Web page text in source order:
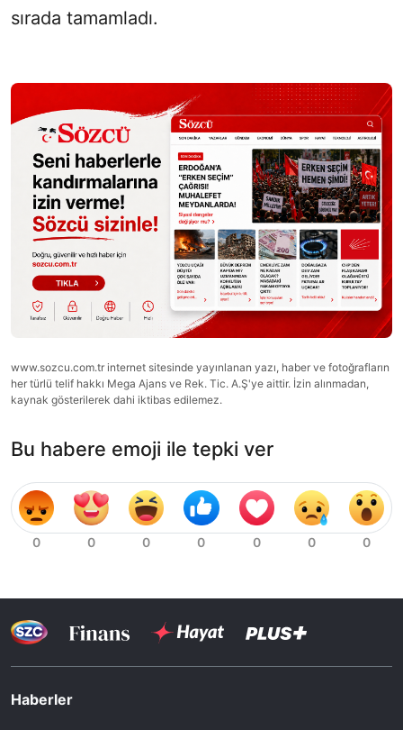
sırada tamamladı.
www.sozcu.com.tr internet sitesinde yayınlanan yazı, haber ve fotoğrafların
her türlü telif hakkı Mega Ajans ve Rek. Tic. A.Ş'ye aittir. İzin alınmadan,
kaynak gösterilerek dahi iktibas edilemez.
Bu habere emoji ile tepki ver
Haberler